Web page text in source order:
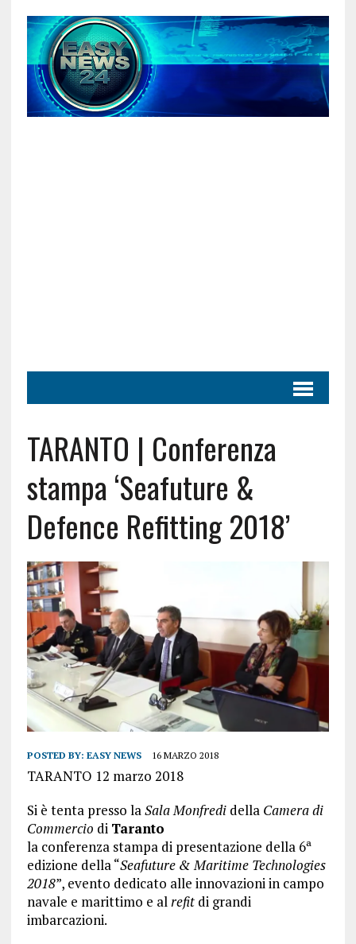
TARANTO | Conferenza
stampa ‘Seafuture &
Defence Refitting 2018’
POSTED BY: EASY NEWS 16 MARZO 2018
TARANTO 12 marzo 2018
Si è tenta presso laSala Monfredidella Camera di
Commercio di Taranto
la conferenza stampa di presentazione della 6ª
edizione della “Seafuture & Maritime Technologies
2018”, evento dedicato alle innovazioni in campo
navale e marittimo e alrefitdi grandi
imbarcazioni.